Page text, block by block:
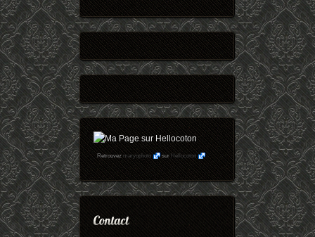
Retrouvezmaryophoto surHellocoton